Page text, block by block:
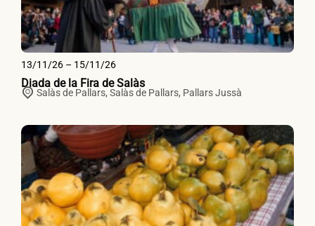
13/11/26 – 15/11/26
Diada de la Fira de Salàs
Salàs de Pallars, Salàs de Pallars, Pallars Jussà